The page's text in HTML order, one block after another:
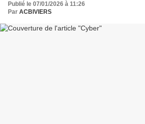
Publié le 07/01/2026 à 11:26
Par ACBIVIERS